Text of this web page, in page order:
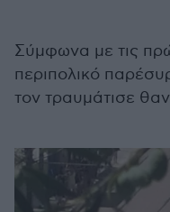
Σύμφωνα με τις
περιπολικό
τον τραυμάτισε